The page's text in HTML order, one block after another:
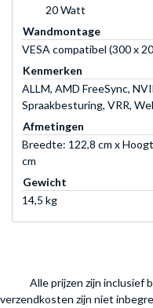
20 Watt
Wandmontage
VESA compatibel (300 x
Kenmerken
ALLM, AMD FreeSync,
Spraakbesturing, VRR,
Afmetingen
Breedte: 122,8 cm x
cm
Gewicht
14,5 kg
Alle prijzen zijn inclusief
verzendkosten zijn niet